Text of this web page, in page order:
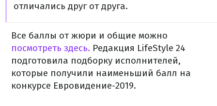
отличались друг от друга.
Все баллы от жюри и общие можно
посмотреть здесь. Редакция LifeStyle 24
подготовила подборку исполнителей,
которые получили наименьший балл на
конкурсе Евровидение-2019.